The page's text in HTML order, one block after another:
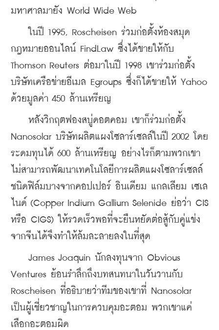
มหาศาลมายัง World Wide Web
ในปี 1995, Roscheisen ร่วมก่อตั้งห้องสมุด
กฎหมายออนไลน์ FindLaw ซึ่งได้ขายให้กับ
Thomson Reuters ต่อมาในปี 1998 เขาร่วมก่อตั้ง
บริษัทเครือข่ายอีเมล Egroups ซึ่งก็ได้ขายให้ Yahoo
ด้วยมูลค่า 450 ล้านเหรียญ
หลังวิกฤตฟองสบู่ดอตคอม เขาก็ร่วมก่อตั้ง
Nanosolar บริษัทผลิตแผงโซลาร์เซลล์ในปี 2002 โดย
ระดมทุนได้ 600 ล้านเหรียญ อย่างไรก็ตามพวกเขา
ไม่สามารถพัฒนาเทคโนโลยีการผลิตแผงโซลาร์เซลล์
ชนิดฟิล์มบางจากคอปเปอร์ อินเดียม แกลเลียม เซเล
ไนด์ (Copper Indium Gallium Selenide ย่อว่า CIS
หรือ CIGS) ให้รวดเร็วพอที่จะยืนหยัดต่อสู้กับคู่แข่ง
จากจีนได้จึงทำให้ล้มละลายลงในที่สุด
James Joaquin นักลงทุนจาก Obvious
Ventures ย้อนรำลึกถึงบทสนทนาในวันวานกับ
Roscheisen ที่อธิบายว่าทีมของเขาที่ Nanosolar
เป็นผู้เชี่ยวชาญในการควบคุมอะตอม พวกเขาแค่
เลือกอะตอมผิด